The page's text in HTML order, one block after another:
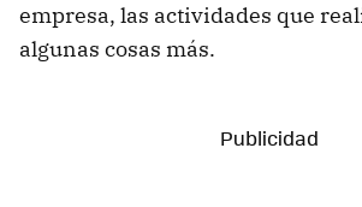
empresa, las actividades que
algunas cosas más.